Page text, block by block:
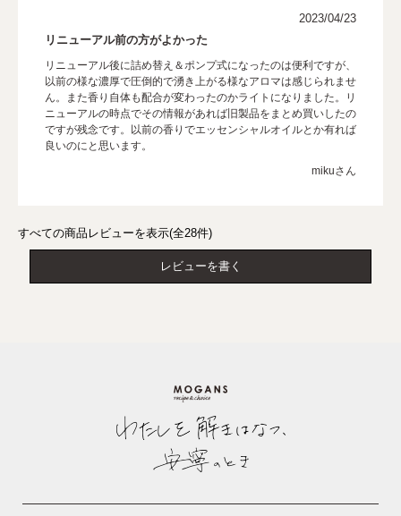
2023/04/23
リニューアル前の方がよかった
リニューアル後に詰め替え＆ポンプ式になったのは便利ですが、
以前の様な濃厚で圧倒的で湧き上がる様なアロマは感じられませ
ん。また香り自体も配合が変わったのかライトになりました。リ
ニューアルの時点でその情報があれば旧製品をまとめ買いしたの
ですが残念です。以前の香りでエッセンシャルオイルとか有れば
良いのにと思います。
mikuさん
すべての商品レビューを表示(全28件)
レビューを書く